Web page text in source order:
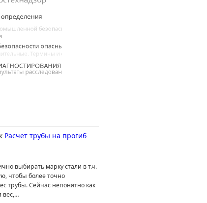
к Расчет трубы на прогиб
выбирать марку стали в т.ч.
чтобы более точно
трубы. Сейчас непонятно как
вес,…